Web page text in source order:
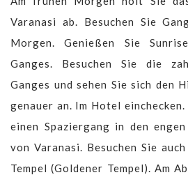
Varanasi ab. Besuchen Sie
Morgen. Genießen Sie
Ganges. Besuchen Sie die
Ganges und sehen Sie sich den
genauer an. Im Hotel einchecken.
einen Spaziergang in den
von Varanasi. Besuchen Sie
Tempel (Goldener Tempel). Am